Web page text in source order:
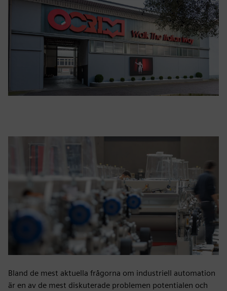
Bland de mest aktuella frågorna om industriell automation
är en av de mest diskuterade problemen potentialen och